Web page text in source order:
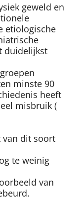
geweld en
etiologische
duidelijkst
minste 90
heeft
misbruik (
van dit soort
te weinig
van